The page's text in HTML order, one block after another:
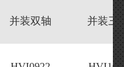
并装双轴 并装三